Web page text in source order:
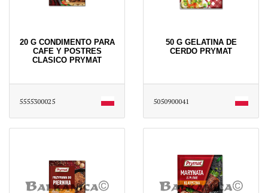
20 G CONDIMENTO PARA
CAFE Y POSTRES
CLASICO PRYMAT
5555300025
50 G GELATINA DE
CERDO PRYMAT
5050900041